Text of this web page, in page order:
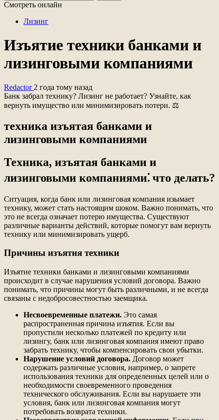
Смотреть онлайн
Лизинг
Изъятие техники банками и
лизинговыми компаниями
Redactor 2 года тому назад
Банк забрал технику? Лизинг не работает? Узнайте, как
вернуть имущество или минимизировать потери. ⚖
техника изъятая банками и
лизинговыми компаниями
Техника, изъятая банками и
лизинговыми компаниями⁚ что делать?
Ситуация, когда банк или лизинговая компания изымает
технику, может стать настоящим шоком. Важно понимать, что
это не всегда означает потерю имущества. Существуют
различные варианты действий, которые помогут вам вернуть
технику или минимизировать ущерб.
Причины изъятия техники
Изъятие техники банками и лизинговыми компаниями
происходит в случае нарушения условий договора. Важно
понимать, что причины могут быть различными, и не всегда
связаны с недобросовестностью заемщика.
Несвоевременные платежи. Это самая
распространенная причина изъятия. Если вы
пропустили несколько платежей по кредиту или
лизингу, банк или лизинговая компания имеют право
забрать технику, чтобы компенсировать свои убытки.
Нарушение условий договора. Договор может
содержать различные условия, например, о запрете
использования техники для определенных целей или о
необходимости своевременного проведения
технического обслуживания. Если вы нарушаете эти
условия, банк или лизинговая компания могут
потребовать возврата техники.